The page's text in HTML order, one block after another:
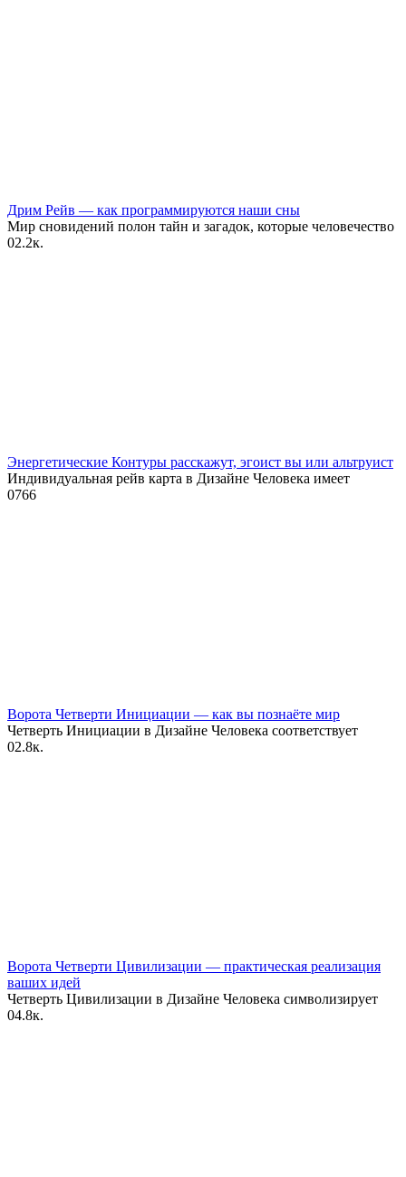
Дрим Рейв — как программируются наши сны
Мир сновидений полон тайн и загадок, которые человечество
02.2к.
Энергетические Контуры расскажут, эгоист вы или альтруист
Индивидуальная рейв карта в Дизайне Человека имеет
0766
Ворота Четверти Инициации — как вы познаёте мир
Четверть Инициации в Дизайне Человека соответствует
02.8к.
Ворота Четверти Цивилизации — практическая реализация
ваших идей
Четверть Цивилизации в Дизайне Человека символизирует
04.8к.